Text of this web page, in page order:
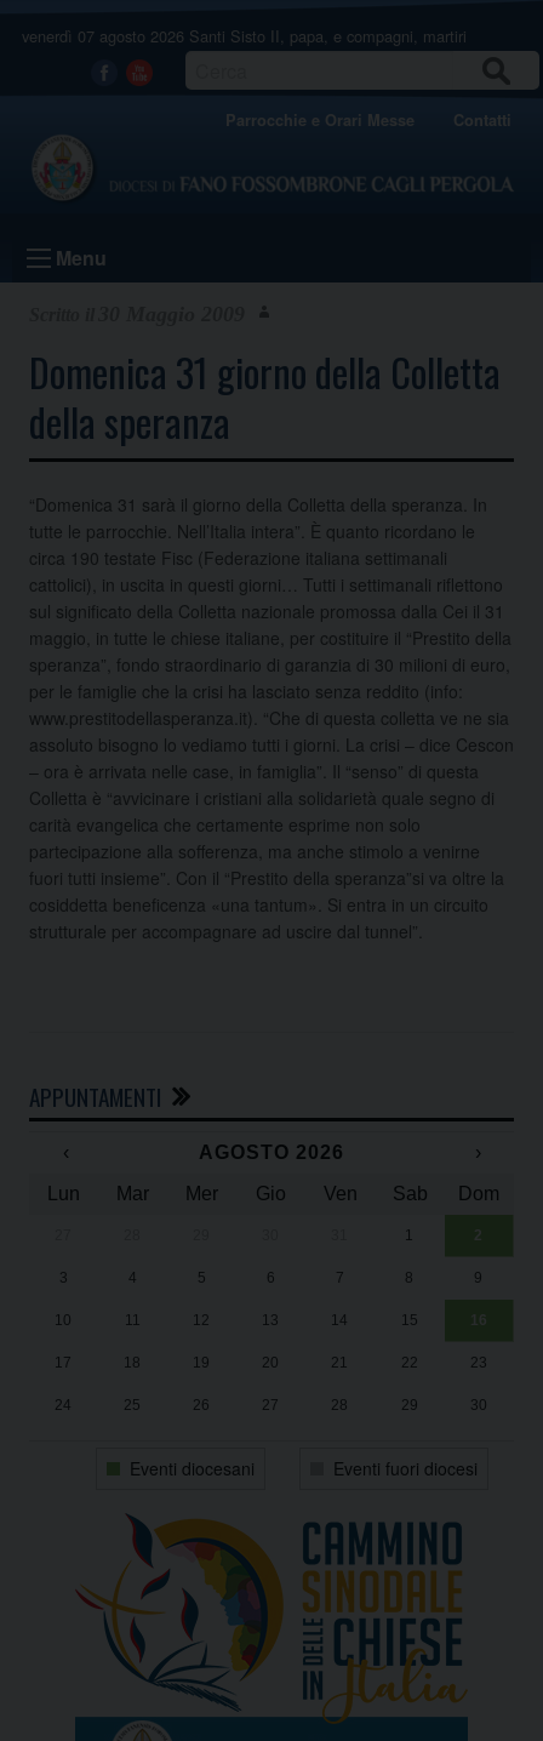
venerdì 07 agosto 2026 Santi Sisto II, papa, e compagni, martiri
Facebook
Youtube
Parrocchie e Orari Messe Contatti
Menu
Domenica 31 giorno della Colletta
della speranza
“Domenica 31 sarà il giorno della Colletta della speranza. In
tutte le parrocchie. Nell’Italia intera”. È quanto ricordano le
circa 190 testate Fisc (Federazione italiana settimanali
cattolici), in uscita in questi giorni…
Tutti i settimanali riflettono
sul significato della Colletta nazionale promossa dalla Cei il 31
maggio, in tutte le chiese italiane, per costituire il “Prestito della
speranza”, fondo straordinario di garanzia di 30 milioni di euro,
per le famiglie che la crisi ha lasciato senza reddito (info:
www.prestitodellasperanza.it). “Che di questa colletta ve ne sia
assoluto bisogno lo vediamo tutti i giorni. La crisi – dice Cescon
– ora è arrivata nelle case, in famiglia”. Il “senso” di questa
Colletta è “avvicinare i cristiani alla solidarietà quale segno di
carità evangelica che certamente esprime non solo
partecipazione alla sofferenza, ma anche stimolo a venirne
fuori tutti insieme”. Con il “Prestito della speranza”si va oltre la
cosiddetta beneficenza «una tantum». Si entra in un circuito
strutturale per accompagnare ad uscire dal tunnel”.
APPUNTAMENTI
‹ AGOSTO 2026
›
Lun
Mar Mer Gio Ven Sab Dom
1 2
3 4 5 6 7 8 9
10 11 12 13 14 15 16
17 18 19 20 21 22 23
24 25 26 27 28 29 30
Eventi diocesani Eventi fuori diocesi